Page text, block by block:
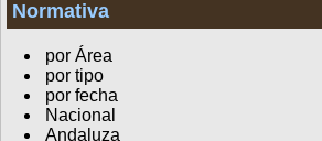
Normativa
por Área
por tipo
por fecha
Nacional
Andaluza